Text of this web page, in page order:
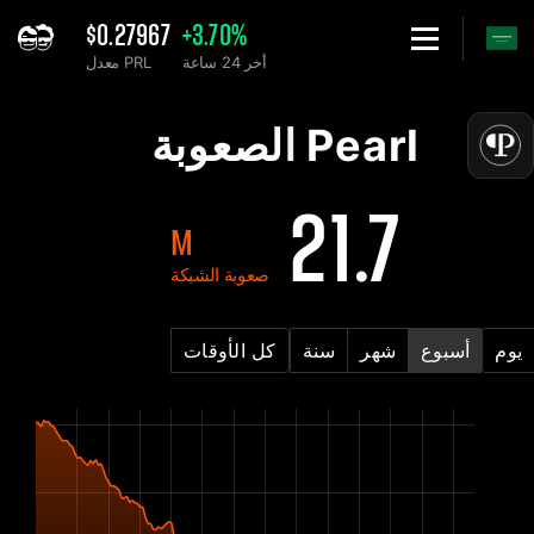
$0.27967
معدل PRL
+3.70%
أخر 24 ساعة
Pearl PRL الرسم البياني لصعوبة الشبكة - 2Miners
Pearl الصعوبة
21.7
M
صعوبة الشبكة
يوم أسبوع شهر سنة كل الأوقات